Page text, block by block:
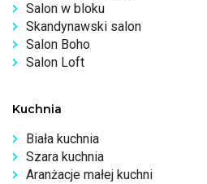
Salon w bloku
Skandynawski salon
Salon Boho
Salon Loft
Kuchnia
Biała kuchnia
Szara kuchnia
Aranżacje małej kuchni